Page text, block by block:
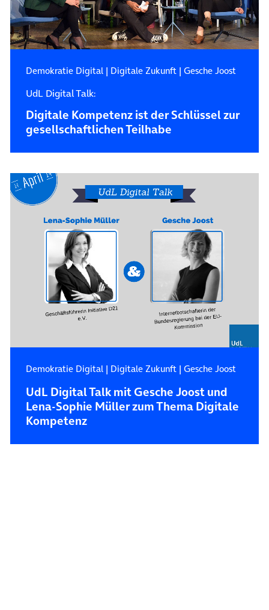
Demokratie Digital| Digitale Zukunft| Gesche Joost
UdL Digital Talk:
Digitale Kompetenz ist der Schlüssel zur
gesellschaftlichen Teilhabe
Demokratie Digital| Digitale Zukunft| Gesche Joost
UdL Digital Talk mit Gesche Joost und
Lena-Sophie Müller zum Thema Digitale
Kompetenz